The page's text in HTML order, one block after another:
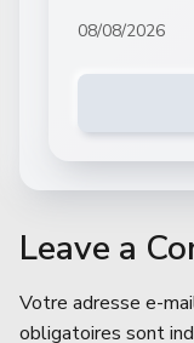
08/08/2026
Leave a
Votre adresse e-
obligatoires sont